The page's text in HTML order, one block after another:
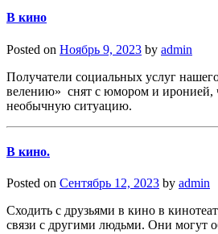
В кино
Posted on Ноябрь 9, 2023 by admin
Получатели социальных услуг
велению» снят с юмором и иронией,
необычную ситуацию.
В кино.
Posted on Сентябрь 12, 2023 by admin
Сходить с друзьями в кино в
связи с другими людьми. Они могут